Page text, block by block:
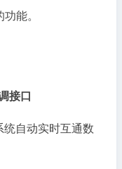
能。
接口
统自动实时互通数